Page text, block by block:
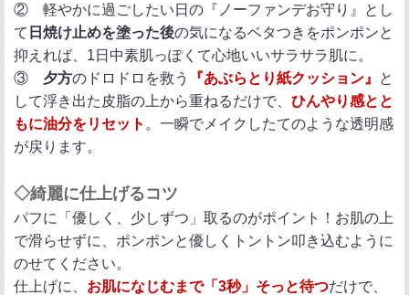
② 軽やかに過ごしたい日の『ノーファンデお守り』とし
て 日焼け止めを塗った後の気になるベタつきをポンポンと
抑えれば、1日中素肌っぽくて心地いいサラサラ肌に。
③ 夕方のドロドロを救う 『あぶらとり紙クッション』
と
して浮き出た皮脂の上から重ねるだけで、 ひんやり感とと
もに油分をリセット 。一瞬でメイクしたてのような透明感
が戻ります。
◇綺麗に仕上げるコツ
パフに「優しく、少しずつ」取るのがポイント！お肌の上
で滑らせずに、ポンポンと優しくトントン叩き込むように
のせてください。
仕上げに、 お肌になじむまで「3秒」そっと待つだけで、